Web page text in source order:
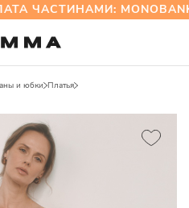
ЧАСТИНАМИ:
и юбки Платья